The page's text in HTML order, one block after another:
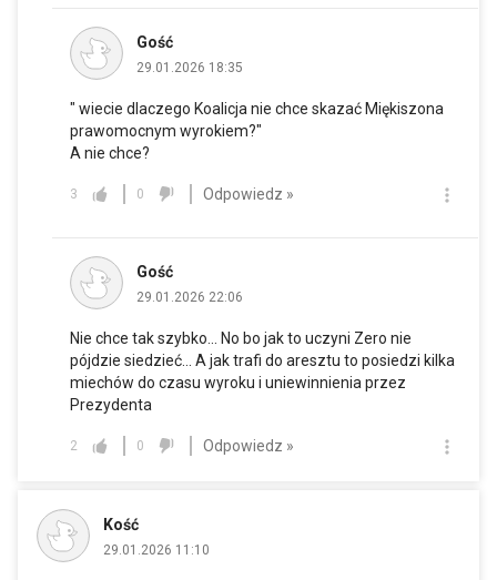
Gość
29.01.2026 18:35
" wiecie dlaczego Koalicja nie chce skazać Miękiszona
prawomocnym wyrokiem?"
A nie chce?
3 0 Odpowiedz »
Gość
29.01.2026 22:06
Nie chce tak szybko... No bo jak to uczyni Zero nie
pójdzie siedzieć... A jak trafi do aresztu to posiedzi kilka
miechów do czasu wyroku i uniewinnienia przez
Prezydenta
2 0 Odpowiedz »
Kość
29.01.2026 11:10